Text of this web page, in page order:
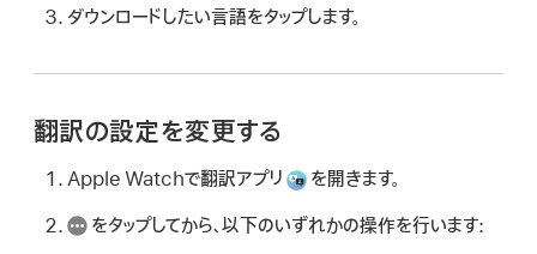
ダウンロードしたい言語をタップします。
翻訳の設定を変更する
Apple Watchで翻訳アプリ
を開きます。
をタップしてから、以下のいずれかの操作を行います: